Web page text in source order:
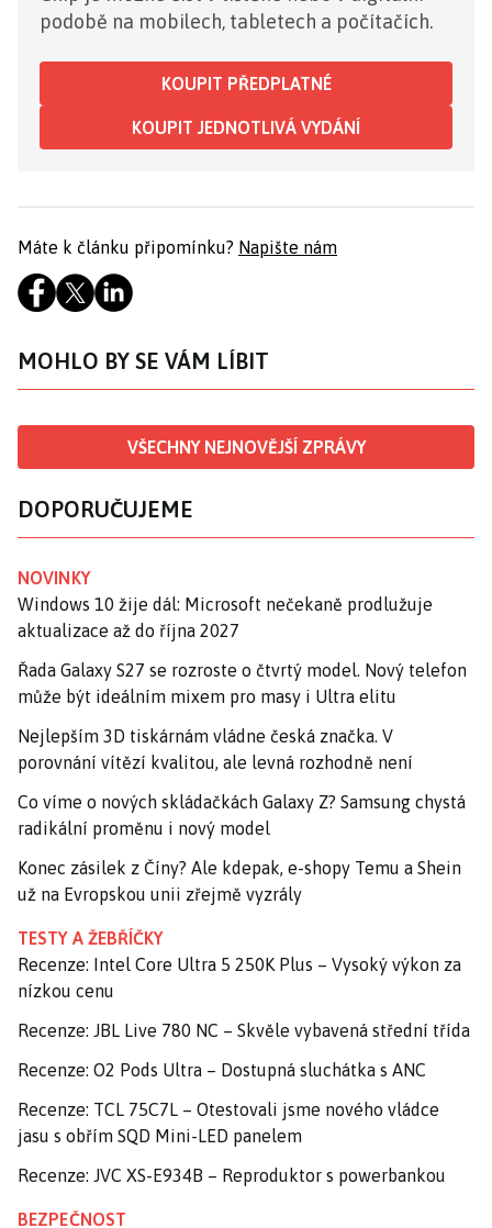
podobě na mobilech, tabletech a počítačích.
KOUPIT PŘEDPLATNÉ
KOUPIT JEDNOTLIVÁ VYDÁNÍ
Máte k článku připomínku? Napište nám
MOHLO BY SE VÁM LÍBIT
VŠECHNY NEJNOVĚJŠÍ ZPRÁVY
DOPORUČUJEME
NOVINKY
Windows 10 žije dál: Microsoft nečekaně prodlužuje
aktualizace až do října 2027
Řada Galaxy S27 se rozroste o čtvrtý model. Nový telefon
může být ideálním mixem pro masy i Ultra elitu
Nejlepším 3D tiskárnám vládne česká značka. V
porovnání vítězí kvalitou, ale levná rozhodně není
Co víme o nových skládačkách Galaxy Z? Samsung chystá
radikální proměnu i nový model
Konec zásilek z Číny? Ale kdepak, e-shopy Temu a Shein
už na Evropskou unii zřejmě vyzrály
TESTY A ŽEBŘÍČKY
Recenze: Intel Core Ultra 5 250K Plus – Vysoký výkon za
nízkou cenu
Recenze: JBL Live 780 NC – Skvěle vybavená střední třída
Recenze: O2 Pods Ultra – Dostupná sluchátka s ANC
Recenze: TCL 75C7L – Otestovali jsme nového vládce
jasu s obřím SQD Mini-LED panelem
Recenze: JVC XS-E934B – Reproduktor s powerbankou
BEZPEČNOST